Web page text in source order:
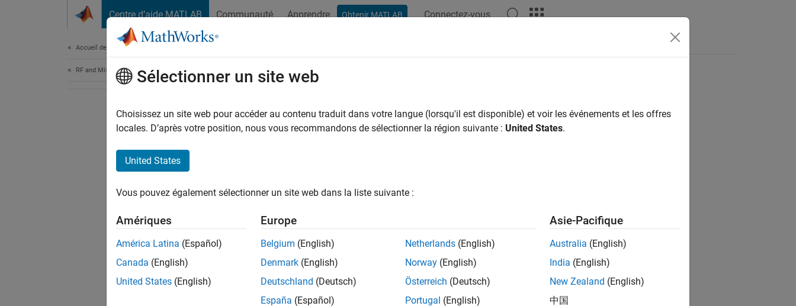
Centre d’aide MATLAB Communauté Apprendre Obtenir MATLAB Connectez-vous
Accueil de la documentation
RF and Mixed Signal
How useful was this information?
Sélectionner un site web
Choisissez un site web pour accéder au contenu traduit dans votre langue (lorsqu'il est disponible) et voir les événements et les offres
locales. D’après votre position, nous vous recommandons de sélectionner la région suivante : United States.
United States
Vous pouvez également sélectionner un site web dans la liste suivante :
Amériques
América Latina (Español)
Canada (English)
United States (English)
Europe
Belgium (English)
Denmark (English)
Deutschland (Deutsch)
España (Español)
Netherlands (English)
Norway (English)
Österreich (Deutsch)
Portugal (English)
Asie-Pacifique
Australia (English)
India (English)
New Zealand (English)
中国